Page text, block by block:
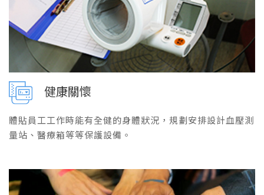
健康關懷
體貼員工工作時能有全健的身體狀況，規劃安排設計血壓測
量站、醫療箱等等保護設備。